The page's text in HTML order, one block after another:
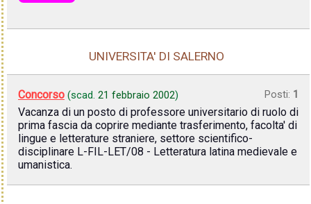
UNIVERSITA' DI SALERNO
Concorso (scad. 21 febbraio 2002) Posti: 1
Vacanza di un posto di professore universitario di ruolo di
prima fascia da coprire mediante trasferimento, facolta' di
lingue e letterature straniere, settore scientifico-
disciplinare L-FIL-LET/08 - Letteratura latina medievale e
umanistica.